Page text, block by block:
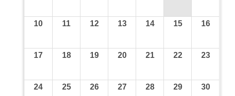
10 11 12 13 14 15 16
17 18 19 20 21 22 23
24 25 26 27 28 29 30